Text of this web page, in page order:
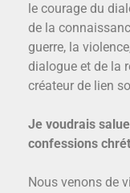
le courage du
de la
guerre, la
dialogue et de la
créateur de lien
Je voudrais
confessions
Nous venons de